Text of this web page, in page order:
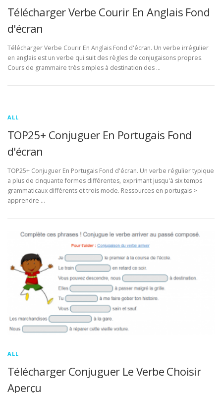
Télécharger Verbe Courir En Anglais Fond
d'écran
Télécharger Verbe Courir En Anglais Fond d'écran. Un verbe irrégulier
en anglais est un verbe qui suit des règles de conjugaisons propres.
Cours de grammaire très simples à destination des …
ALL
TOP25+ Conjuguer En Portugais Fond
d'écran
TOP25+ Conjuguer En Portugais Fond d'écran. Un verbe régulier typique
a plus de cinquante formes différentes, exprimant jusqu'à six temps
grammaticaux différents et trois mode. Ressources en portugais >
apprendre …
ALL
Télécharger Conjuguer Le Verbe Choisir
Aperçu